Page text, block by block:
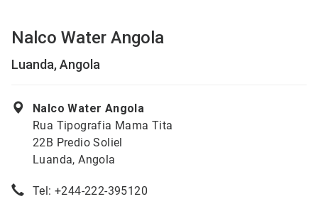
Nalco Water Angola
Luanda, Angola
Nalco Water Angola
Rua Tipografia Mama Tita
22B Predio Soliel
Luanda, Angola
Tel: +244-222-395120